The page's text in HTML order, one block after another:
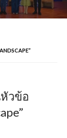
วข้อ